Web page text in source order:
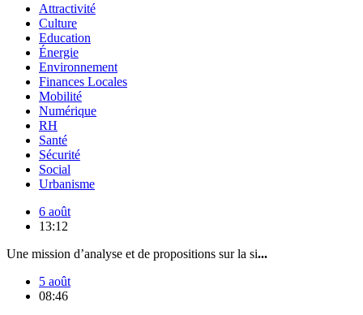
Attractivité
Culture
Education
Énergie
Environnement
Finances Locales
Mobilité
Numérique
RH
Santé
Sécurité
Social
Urbanisme
6 août
13:12
Une mission d’analyse et de propositions sur la si...
5 août
08:46